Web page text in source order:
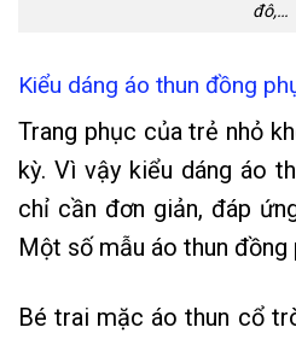
đô,…
Kiểu dáng áo thun đồng
Trang phục của trẻ nhỏ
kỳ. Vì vậy kiểu dáng áo
chỉ cần đơn giản, đáp
Một số mẫu áo thun
Bé trai mặc áo thun cổ